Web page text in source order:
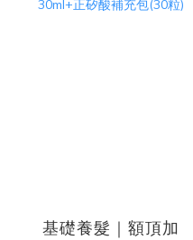
基礎養髮｜額頂加